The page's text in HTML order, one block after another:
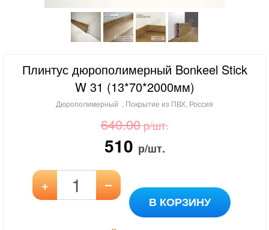
Плинтус дюрополимерный Bonkeel Stick
W 31 (13*70*2000мм)
Дюрополимерный , Покрытие из ПВХ, Россия
640.00р/шт.
510 р/шт.
+ –
В КОРЗИНУ